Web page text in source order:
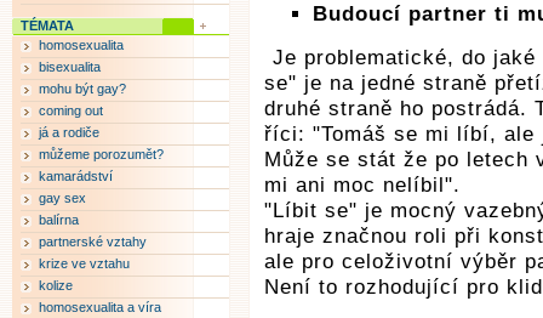
Budoucí partner ti
Je problematické, do
se" je na jedné straně
druhé straně ho postrádá.
říci: "Tomáš se mi líbí,
Může se stát že po letech
mi ani moc nelíbil".
"Líbit se" je mocný
hraje značnou roli při
ale pro celoživotní výběr
Není to rozhodující pro
TÉMATA
homosexualita
bisexualita
mohu být gay?
coming out
já a rodiče
můžeme porozumět?
kamarádství
gay sex
balírna
partnerské vztahy
krize ve vztahu
kolize
homosexualita a víra